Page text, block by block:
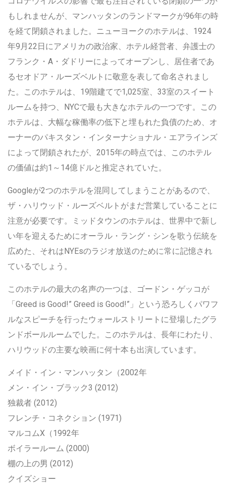
もしれませんが、マンハッタンのランドマークが96年の時
を経て閉鎖されました。ニューヨークのホテルは、1924
年9月22日にアメリカの政治家、ホテル経営者、弁護士の
フランク・A・ダドリーによってオープンし、居住者であ
るセオドア・ルーズベルトに敬意を表して命名されまし
た。このホテルは、19階建てで1,025室、33室のスイート
ルームを持つ、NYCで最も大きなホテルの一つです。この
ホテルは、大幅な稼働率の低下と埋もれた負債のため、オ
ーナーのパキスタン・インターナショナル・エアラインズ
によって閉鎖されたが、2015年の時点では、このホテル
の価値は約1～14億ドルと推定されていた。
Googleが2つのホテルを混同してしまうことがあるので、
ザ・ハリウッド・ルーズベルトがまだ営業していることに
注意が必要です。ミッドタウンのホテルは、世界中で新し
い年を迎えるためにオーラル・ラング・シンを歌う伝統を
広めた、それはNYEsのラジオ放送のために常に記憶され
ているでしょう。
このホテルの最大の名声の一つは、ゴードン・ゲッコが
「Greed is Good!” Greed is Good!”」という恐ろしくパワフ
ルなスピーチを行ったウォールストリートに登場したグラ
ンドボールルームでした。このホテルは、長年にわたり、
ハリウッドの主要な映画に何十本も出演しています。
メイド・イン・マンハッタン（2002年
メン・イン・ブラック3 (2012)
独裁者 (2012)
フレンチ・コネクション (1971)
マルコムX（1992年
ボイラールーム (2000)
棚の上の男 (2012)
クイズショー